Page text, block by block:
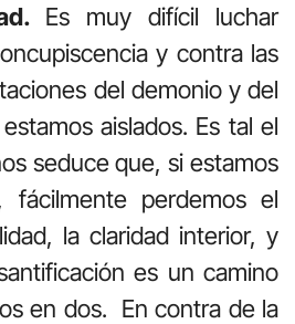
Es muy difícil luchar
y contra las
del demonio y del
aislados. Es tal el
seduce que, si estamos
fácilmente perdemos el
la claridad interior, y
es un camino
en dos. En contra de la